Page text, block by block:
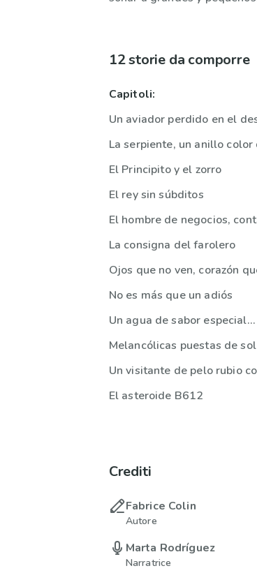
12 storie da comporre
Capitoli:
Un aviador perdido en el
La serpiente, un anillo color
El Principito y el zorro
El rey sin súbditos
La consigna del farolero
Ojos que no ven, corazón
No es más que un adiós
Un agua de sabor especial...
Melancólicas puestas de sol
Un visitante de pelo rubio
El asteroide B612
Crediti
Fabrice Colin
Autore
Marta Rodríguez
Narratrice